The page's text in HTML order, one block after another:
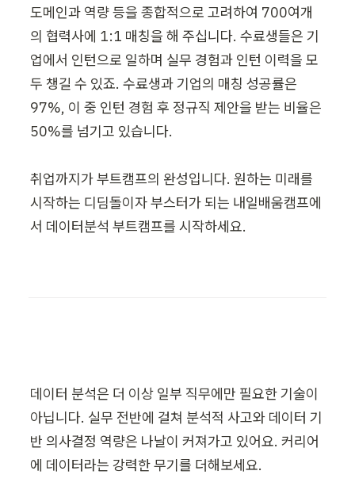
도메인과 역량 등을 종합적으로 고려하여 700여개
의 협력사에 1:1 매칭을 해 주십니다. 수료생들은 기
업에서 인턴으로 일하며 실무 경험과 인턴 이력을 모
두 챙길 수 있죠. 수료생과 기업의 매칭 성공률은
97%, 이 중 인턴 경험 후 정규직 제안을 받는 비율은
50%를 넘기고 있습니다.
취업까지가 부트캠프의 완성입니다. 원하는 미래를
시작하는 디딤돌이자 부스터가 되는 내일배움캠프에
서 데이터분석 부트캠프를 시작하세요.
데이터 분석은 더 이상 일부 직무에만 필요한 기술이
아닙니다. 실무 전반에 걸쳐 분석적 사고와 데이터 기
반 의사결정 역량은 나날이 커져가고 있어요. 커리어
에 데이터라는 강력한 무기를 더해보세요.